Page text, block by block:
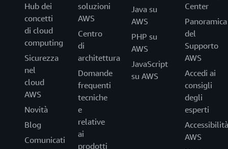
Hub dei
concetti
di cloud
computing
Sicurezza
nel
cloud
AWS
Novità
Blog
Comunicati
soluzioni
AWS
Centro
di
architettura
Domande
frequenti
tecniche
e
relative
ai
prodotti
Java su
AWS
PHP su
AWS
JavaScript
su AWS
Center
Panoramica
del
Supporto
AWS
Accedi ai
consigli
degli
esperti
Accessibilità
AWS